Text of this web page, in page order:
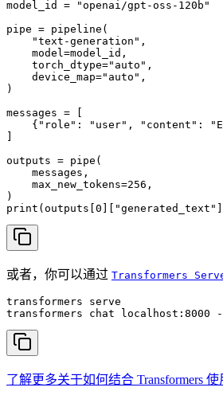
model_id = "openai/gpt-oss-120b"
pipe = pipeline(
    "text-generation",
    model=model_id,
    torch_dtype="auto",
    device_map="auto",
)
messages = [
{"role": "user", "content":
outputs = pipe(
    messages,
    max_new_tokens=256,
)
或者，你可以通过 Transformers
transformers serve
transformers chat localhost:8000
了解更多关于如何结合 Transformers 使